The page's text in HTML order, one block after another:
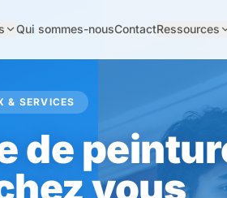
Qui sommes-nousContactRessources
& SERVICES
de
vous